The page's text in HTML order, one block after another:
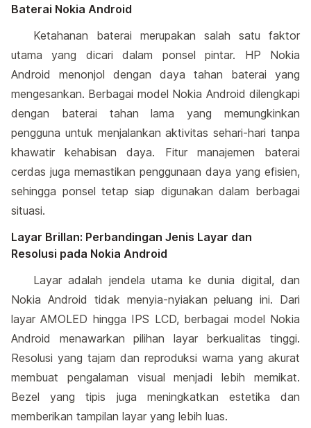
Baterai Nokia Android
Ketahanan baterai merupakan salah satu faktor
utama yang dicari dalam ponsel pintar. HP Nokia
Android menonjol dengan daya tahan baterai yang
mengesankan. Berbagai model Nokia Android dilengkapi
dengan baterai tahan lama yang memungkinkan
pengguna untuk menjalankan aktivitas sehari-hari tanpa
khawatir kehabisan daya. Fitur manajemen baterai
cerdas juga memastikan penggunaan daya yang efisien,
sehingga ponsel tetap siap digunakan dalam berbagai
situasi.
Layar Brillan: Perbandingan Jenis Layar dan
Resolusi pada Nokia Android
Layar adalah jendela utama ke dunia digital, dan
Nokia Android tidak menyia-nyiakan peluang ini. Dari
layar AMOLED hingga IPS LCD, berbagai model Nokia
Android menawarkan pilihan layar berkualitas tinggi.
Resolusi yang tajam dan reproduksi warna yang akurat
membuat pengalaman visual menjadi lebih memikat.
Bezel yang tipis juga meningkatkan estetika dan
memberikan tampilan layar yang lebih luas.